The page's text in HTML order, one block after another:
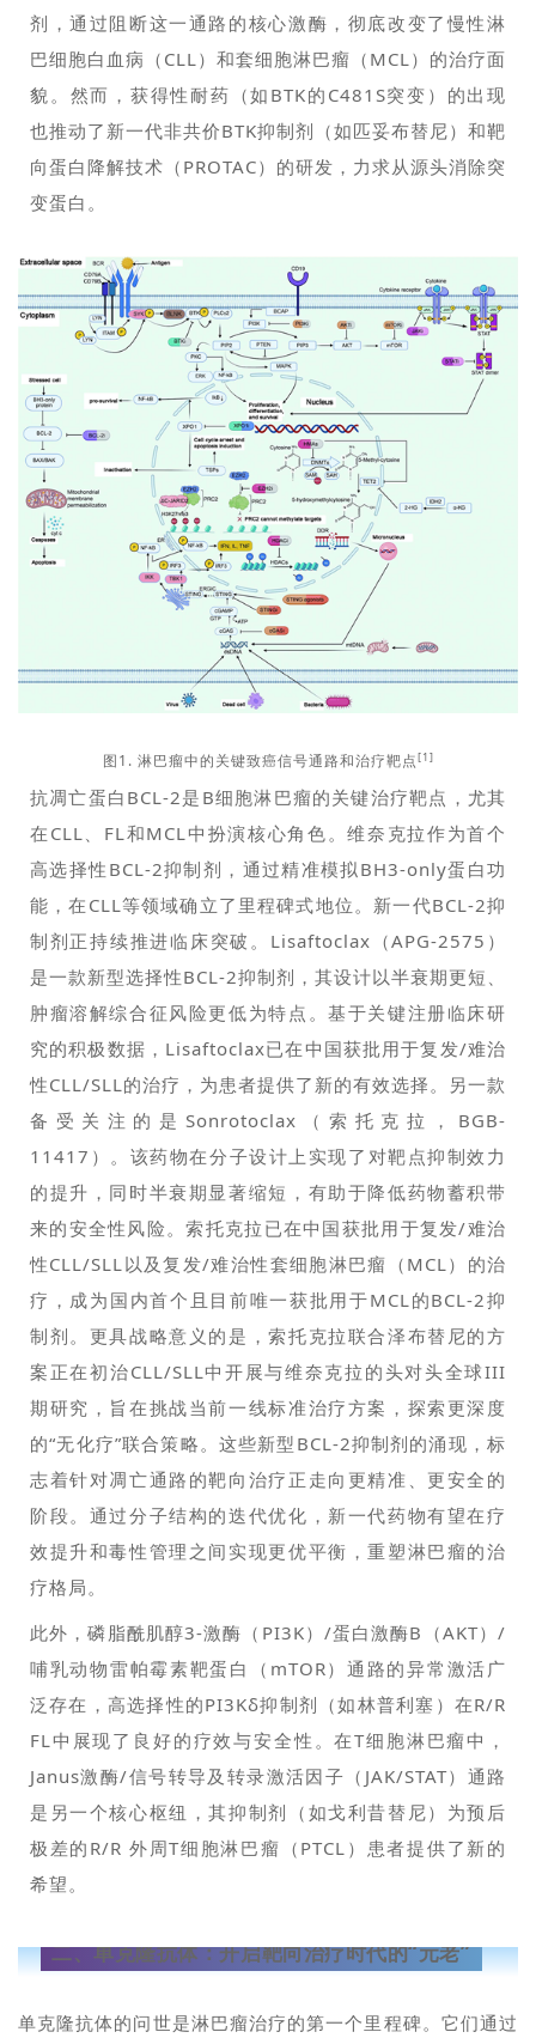
剂，通过阻断这一通路的核心激酶，彻底改变了慢性淋
巴细胞白血病（CLL）和套细胞淋巴瘤（MCL）的治疗面
貌。然而，获得性耐药（如BTK的C481S突变）的出现
也推动了新一代非共价BTK抑制剂（如匹妥布替尼）和靶
向蛋白降解技术（PROTAC）的研发，力求从源头消除突
变蛋白。
图1. 淋巴瘤中的关键致癌信号通路和治疗靶点[1]
抗凋亡蛋白BCL-2是B细胞淋巴瘤的关键治疗靶点，尤其
在CLL、FL和MCL中扮演核心角色。维奈克拉作为首个
高选择性BCL-2抑制剂，通过精准模拟BH3-only蛋白功
能，在CLL等领域确立了里程碑式地位。新一代BCL-2抑
制剂正持续推进临床突破。Lisaftoclax（APG-2575）
是一款新型选择性BCL-2抑制剂，其设计以半衰期更短、
肿瘤溶解综合征风险更低为特点。基于关键注册临床研
究的积极数据，Lisaftoclax已在中国获批用于复发/难治
性CLL/SLL的治疗，为患者提供了新的有效选择。另一款
备受关注的是Sonrotoclax（索托克拉，BGB-
11417）。该药物在分子设计上实现了对靶点抑制效力
的提升，同时半衰期显著缩短，有助于降低药物蓄积带
来的安全性风险。索托克拉已在中国获批用于复发/难治
性CLL/SLL以及复发/难治性套细胞淋巴瘤（MCL）的治
疗，成为国内首个且目前唯一获批用于MCL的BCL-2抑
制剂。更具战略意义的是，索托克拉联合泽布替尼的方
案正在初治CLL/SLL中开展与维奈克拉的头对头全球III
期研究，旨在挑战当前一线标准治疗方案，探索更深度
的“无化疗”联合策略。这些新型BCL-2抑制剂的涌现，标
志着针对凋亡通路的靶向治疗正走向更精准、更安全的
阶段。通过分子结构的迭代优化，新一代药物有望在疗
效提升和毒性管理之间实现更优平衡，重塑淋巴瘤的治
疗格局。
此外，磷脂酰肌醇3-激酶（PI3K）/蛋白激酶B（AKT）/
哺乳动物雷帕霉素靶蛋白（mTOR）通路的异常激活广
泛存在，高选择性的PI3Kδ抑制剂（如林普利塞）在R/R
FL中展现了良好的疗效与安全性。在T细胞淋巴瘤中，
Janus激酶/信号转导及转录激活因子（JAK/STAT）通路
是另一个核心枢纽，其抑制剂（如戈利昔替尼）为预后
极差的R/R 外周T细胞淋巴瘤（PTCL）患者提供了新的
希望。
二、单克隆抗体：开启靶向治疗时代的“元老”
单克隆抗体的问世是淋巴瘤治疗的第一个里程碑。它们通过